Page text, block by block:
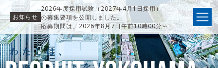
お知らせ
2026年度採用試験（2027年4月1日採用）
の募集要項を公開しました。
応募期間は、2026年8月7日午前10時00分～
31日午前9時59分までです。
わたしは、